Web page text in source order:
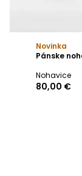
Novinka
Pánske
Nohavice
80,00 €